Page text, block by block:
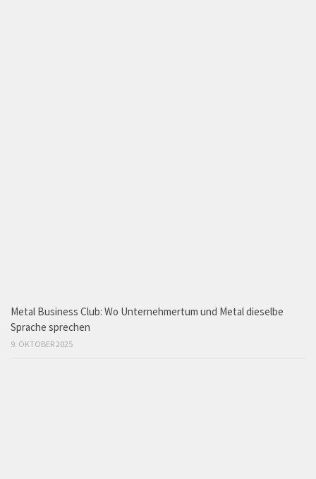
Metal Business Club: Wo Unternehmertum und Metal dieselbe
Sprache sprechen
9. OKTOBER 2025